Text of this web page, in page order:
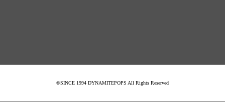
©SINCE 1994 DYNAMITEPOPS All Rights Reserved